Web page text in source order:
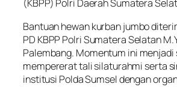
(KBPP) Polri Daerah Sumatera
Bantuan hewan kurban jumbo
PD KBPP Polri Sumatera Selatan
Palembang. Momentum ini menjadi
mempererat tali silaturahmi serta
institusi Polda Sumsel dengan